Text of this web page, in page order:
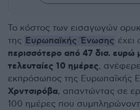
Το κόστος των εισαγωγών
της Ευρωπαϊκής Ένωσης έχει
περισσότερο από 47 δισ. ευρώ
τελευταίες 10 ημέρες,
εκπρόσωπος της Ευρωπαϊκής
Χρντσιρόβα, απαντώντας σε
100 ημέρες που